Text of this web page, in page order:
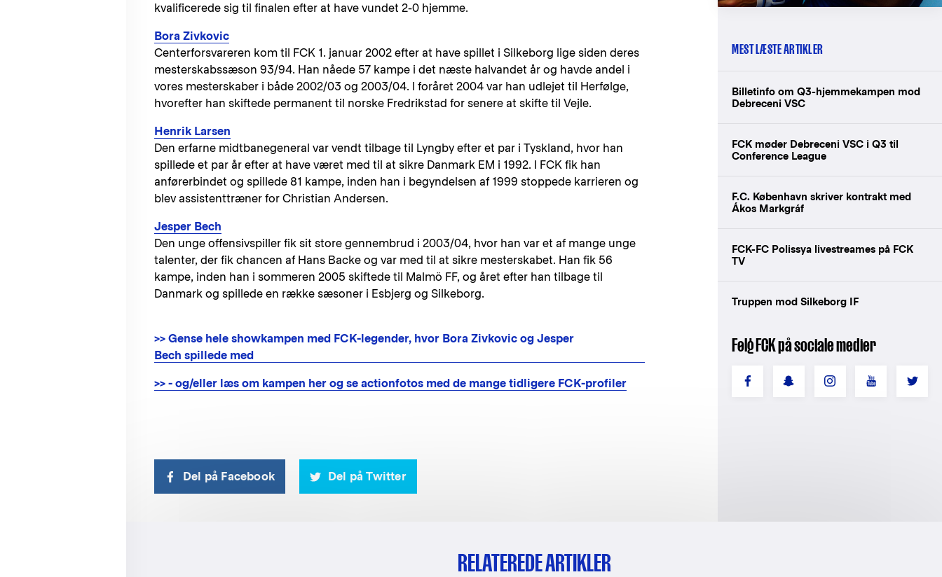
kvalificerede sig til finalen efter at have vundet 2-0 hjemme.
Bora Zivkovic
Centerforsvareren kom til FCK 1. januar 2002 efter at have spillet i Silkeborg lige siden deres
mesterskabssæson 93/94. Han nåede 57 kampe i det næste halvandet år og havde andel i
vores mesterskaber i både 2002/03 og 2003/04. I foråret 2004 var han udlejet til Herfølge,
hvorefter han skiftede permanent til norske Fredrikstad for senere at skifte til Vejle.
Henrik Larsen
Den erfarne midtbanegeneral var vendt tilbage til Lyngby efter et par i Tyskland, hvor han
spillede et par år efter at have været med til at sikre Danmark EM i 1992. I FCK fik han
anførerbindet og spillede 81 kampe, inden han i begyndelsen af 1999 stoppede karrieren og
blev assistenttræner for Christian Andersen.
Jesper Bech
Den unge offensivspiller fik sit store gennembrud i 2003/04, hvor han var et af mange unge
talenter, der fik chancen af Hans Backe og var med til at sikre mesterskabet. Han fik 56
kampe, inden han i sommeren 2005 skiftede til Malmö FF, og året efter han tilbage til
Danmark og spillede en række sæsoner i Esbjerg og Silkeborg.
>> Gense hele showkampen med FCK-legender, hvor Bora Zivkovic og Jesper
Bech spillede med
>> - og/eller læs om kampen her og se actionfotos med de mange tidligere FCK-profiler
Del på Facebook Del på Twitter
MEST LÆSTE ARTIKLER
Billetinfo om Q3-hjemmekampen mod
Debreceni VSC
FCK møder Debreceni VSC i Q3 til
Conference League
F.C. København skriver kontrakt med
Ákos Markgráf
FCK-FC Polissya livestreames på FCK
TV
Truppen mod Silkeborg IF
Følg FCK på sociale medier
RELATEREDE ARTIKLER